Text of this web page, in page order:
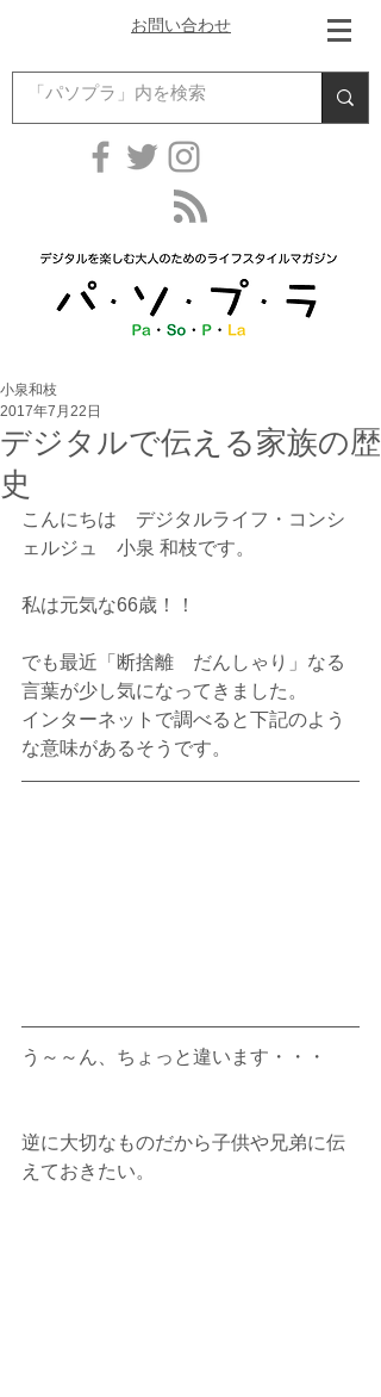
お問い合わせ
デジタルで伝える家族の歴
史
小泉和枝
2017年7月22日
こんにちは　デジタルライフ・コンシ
ェルジュ　小泉 和枝です。
私は元気な66歳！！
でも最近「断捨離　だんしゃり」なる
言葉が少し気になってきました。
インターネットで調べると下記のよう
な意味があるそうです。
う～～ん、ちょっと違います・・・
逆に大切なものだから子供や兄弟に伝
えておきたい。